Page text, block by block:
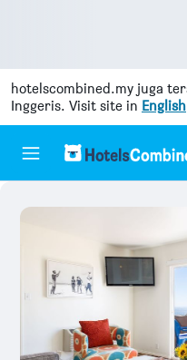
hotelscombined.my juga
Inggeris. Visit site in English